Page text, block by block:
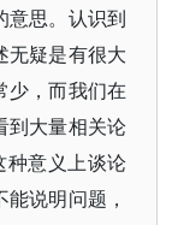
意思。认识到
无疑是有很大
少，而我们在
到大量相关论
意义上谈论
说明问题，